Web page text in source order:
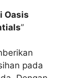
Oasis
”
pada